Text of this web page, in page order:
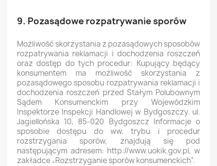
9. Pozasądowe rozpatrywanie sporów
Możliwość skorzystania z pozasądowych sposobów
rozpatrywania reklamacji i dochodzenia roszczeń
oraz dostęp do tych procedur: Kupujący będący
konsumentem ma możliwość skorzystania z
pozasądowego sposobu rozpatrywania reklamacji i
dochodzenia roszczeń przed Stałym Polubownym
Sądem Konsumenckim przy Wojewódzkim
Inspektorze Inspekcji Handlowej w Bydgoszczy. ul.
Jagiellońska 10, 85-020 Bydgoszcz Informacje o
sposobie dostępu do ww. trybu i procedur
rozstrzygania sporów, znajdują się pod
następującym adresem: http://www.uokik.gov.pl, w
zakładce „Rozstrzyganie sporów konsumenckich”.